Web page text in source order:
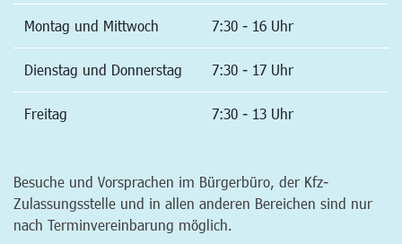
Montag und Mittwoch 7:30 - 16 Uhr
Dienstag und Donnerstag 7:30 - 17 Uhr
Freitag 7:30 - 13 Uhr
Besuche und Vorsprachen im Bürgerbüro, der Kfz-
Zulassungsstelle und in allen anderen Bereichen sind nur
nach Terminvereinbarung möglich.